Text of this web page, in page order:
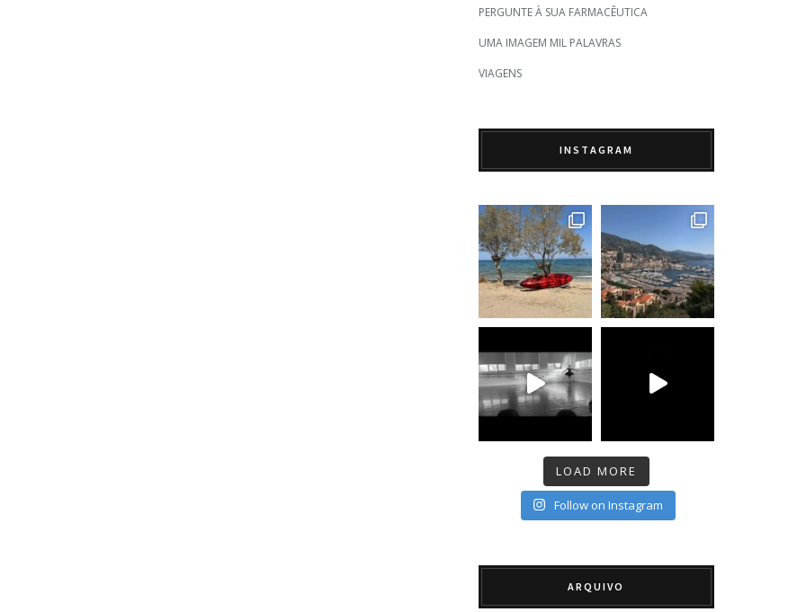
PERGUNTE À SUA FARMACÊUTICA
UMA IMAGEM MIL PALAVRAS
VIAGENS
INSTAGRAM
LOAD MORE
Follow on Instagram
ARQUIVO